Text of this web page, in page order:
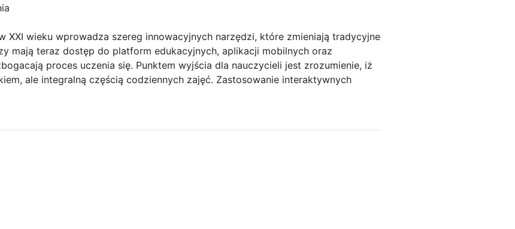
XXI wieku wprowadza szereg innowacyjnych narzędzi, które zmieniają tradycyjne
mają teraz dostęp do platform edukacyjnych, aplikacji mobilnych oraz
proces uczenia się. Punktem wyjścia dla nauczycieli jest zrozumienie, iż
ale integralną częścią codziennych zajęć. Zastosowanie interaktywnych